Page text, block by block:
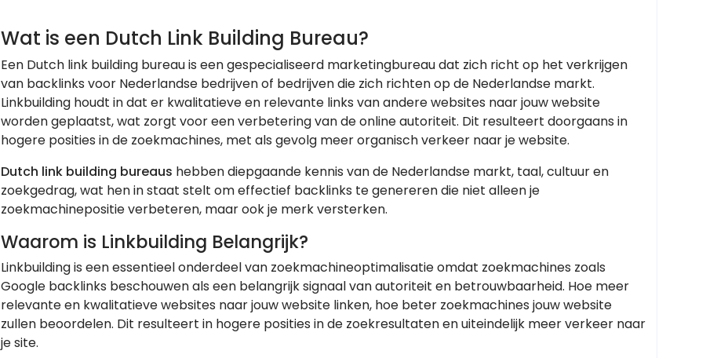
Wat is een Dutch Link Building Bureau?
Een Dutch link building bureau is een gespecialiseerd marketingbureau dat zich richt op het verkrijgen
van backlinks voor Nederlandse bedrijven of bedrijven die zich richten op de Nederlandse markt.
Linkbuilding houdt in dat er kwalitatieve en relevante links van andere websites naar jouw website
worden geplaatst, wat zorgt voor een verbetering van de online autoriteit. Dit resulteert doorgaans in
hogere posities in de zoekmachines, met als gevolg meer organisch verkeer naar je website.
Dutch link building bureaus hebben diepgaande kennis van de Nederlandse markt, taal, cultuur en
zoekgedrag, wat hen in staat stelt om effectief backlinks te genereren die niet alleen je
zoekmachinepositie verbeteren, maar ook je merk versterken.
Waarom is Linkbuilding Belangrijk?
Linkbuilding is een essentieel onderdeel van zoekmachineoptimalisatie omdat zoekmachines zoals
Google backlinks beschouwen als een belangrijk signaal van autoriteit en betrouwbaarheid. Hoe meer
relevante en kwalitatieve websites naar jouw website linken, hoe beter zoekmachines jouw website
zullen beoordelen. Dit resulteert in hogere posities in de zoekresultaten en uiteindelijk meer verkeer naar
je site.